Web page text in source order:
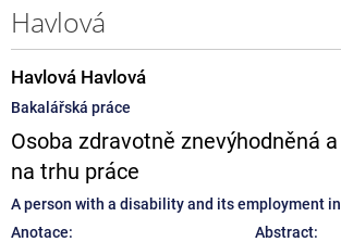
Havlová
Havlová Havlová
Bakalářská práce
Osoba zdravotně znevýhodněná
na trhu práce
A person with a disability and its employment
Anotace:
Abstract: